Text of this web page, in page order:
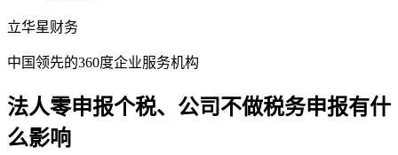
立华星财务
中国领先的360度企业服务机构
法人零申报个税、公司不做税务申报有什
么影响